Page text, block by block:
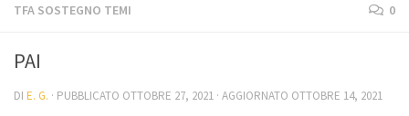
TFA SOSTEGNO TEMI 0
PAI
DI E. G. · PUBBLICATO OTTOBRE 27, 2021 · AGGIORNATO OTTOBRE 14, 2021